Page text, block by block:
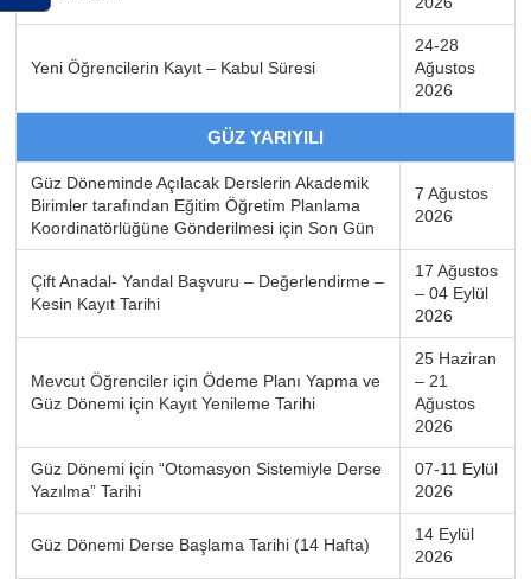
Yeni Öğrencilerin Kayıt – Kabul Süresi
24-28
Ağustos
2026
GÜZ YARIYILI
Güz Döneminde Açılacak Derslerin Akademik
Birimler tarafından Eğitim Öğretim Planlama
Koordinatörlüğüne Gönderilmesi için Son Gün
7 Ağustos
2026
Çift Anadal- Yandal Başvuru – Değerlendirme –
Kesin Kayıt Tarihi
17 Ağustos
– 04 Eylül
2026
Mevcut Öğrenciler için Ödeme Planı Yapma ve
Güz Dönemi için Kayıt Yenileme Tarihi
25 Haziran
– 21
Ağustos
2026
Güz Dönemi için “Otomasyon Sistemiyle Derse
Yazılma” Tarihi
07-11 Eylül
2026
Güz Dönemi Derse Başlama Tarihi (14 Hafta)
14 Eylül
2026